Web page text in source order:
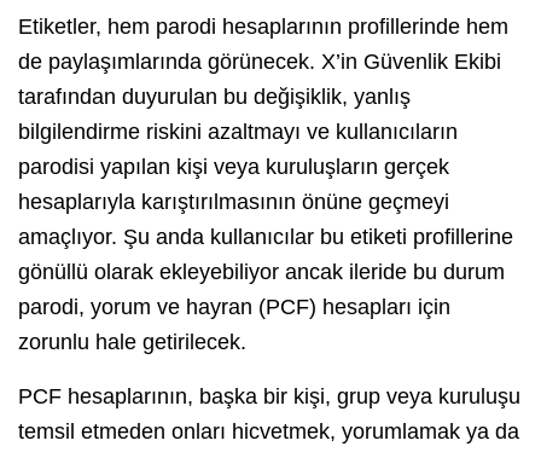
Etiketler, hem parodi hesaplarının profillerinde hem
de paylaşımlarında görünecek. X’in Güvenlik Ekibi
tarafından duyurulan bu değişiklik, yanlış
bilgilendirme riskini azaltmayı ve kullanıcıların
parodisi yapılan kişi veya kuruluşların gerçek
hesaplarıyla karıştırılmasının önüne geçmeyi
amaçlıyor. Şu anda kullanıcılar bu etiketi profillerine
gönüllü olarak ekleyebiliyor ancak ileride bu durum
parodi, yorum ve hayran (PCF) hesapları için
zorunlu hale getirilecek.
PCF hesaplarının, başka bir kişi, grup veya kuruluşu
temsil etmeden onları hicvetmek, yorumlamak ya da